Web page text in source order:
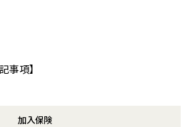
事項】
加入保険